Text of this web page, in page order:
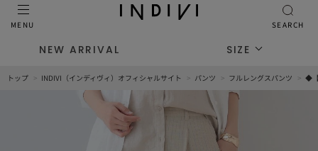
MENU SEARCH
NEW ARRIVAL SIZE
トップ INDIVI（インディヴィ）オフィシャルサイト パンツ フルレングスパンツ ◆